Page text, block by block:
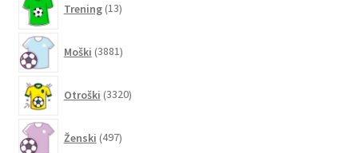
Trening 13izdelkov
Moški 3881izdelkov
Otroški 3320izdelkov
Ženski 497izdelkov